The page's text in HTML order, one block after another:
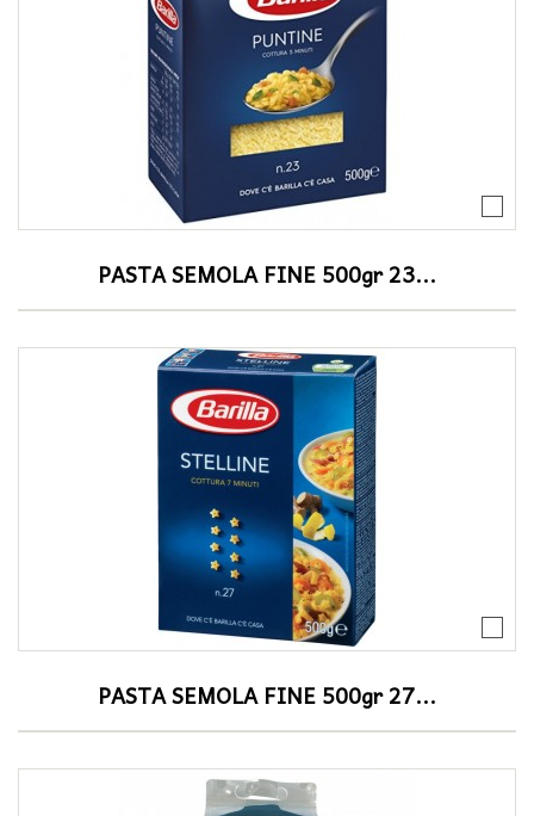
PASTA SEMOLA FINE 500gr 23...
PASTA SEMOLA FINE 500gr 27...